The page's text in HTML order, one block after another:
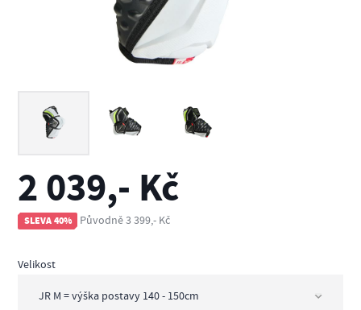
2 039,- Kč
SLEVA 40% Původně 3 399,- Kč
Velikost